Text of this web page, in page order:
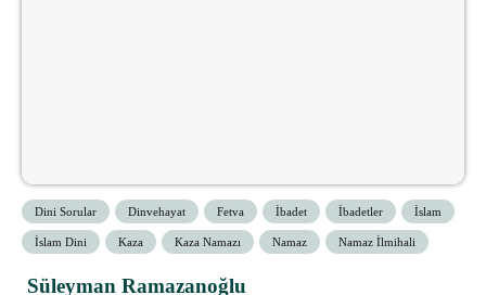
Dini Sorular Dinvehayat Fetva İbadet İbadetler İslam
İslam Dini Kaza Kaza Namazı Namaz Namaz İlmihali
Süleyman Ramazanoğlu